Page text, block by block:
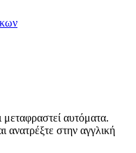
μεταφραστεί αυτόματα.
στην αγγλική